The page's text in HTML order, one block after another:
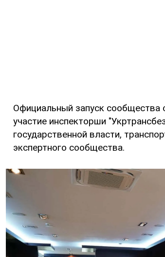
Официальный запуск сообщества
участие инспекторши
государственной власти,
экспертного сообщества.